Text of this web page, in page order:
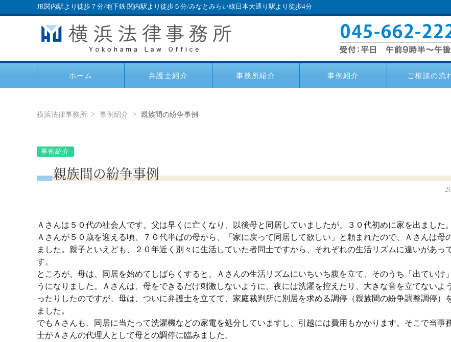
JR関内駅より徒歩７分/地下鉄 関内駅より徒歩５分/みなとみらい線日本大通り駅より徒歩4分
ホーム 弁護士紹介 事務所紹介 事例紹介 ご相談の流
横浜法律事務所 事例紹介 親族間の紛争事例
事例紹介
親族間の紛争事例
Ａさんは５０代の社会人です。父は早くに亡くなり、以後母と同居していましたが、３０代初めに家を出ました。
Ａさんが５０歳を迎える頃、７０代半ばの母から、「家に戻って同居して欲しい」と頼まれたので、Ａさんは母
ました。親子といえども、２０年近く別々に生活していた者同士ですから、それぞれの生活リズムに違いがあっ
す。
ところが、母は、同居を始めてしばらくすると、Ａさんの生活リズムにいちいち腹を立て、そのうち「出ていけ
うになりました。Ａさんは、母をできるだけ刺激しないように、夜には洗濯を控えたり、大きな音を立てないよ
ったりしたのですが、母は、ついに弁護士を立てて、家庭裁判所に別居を求める調停（親族間の紛争調整調停）
ました。
でもＡさんも、同居に当たって洗濯機などの家電を処分していますし、引越には費用もかかります。そこで当事
士がＡさんの代理人として母との調停に臨みました。